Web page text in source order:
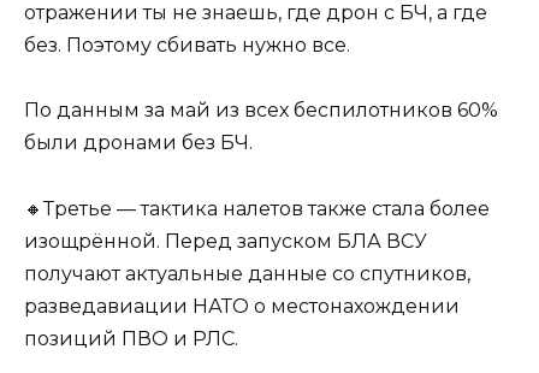
отражении ты не знаешь, где дрон с БЧ, а где
без. Поэтому сбивать нужно все.
По данным за май из всех беспилотников 60%
были дронами без БЧ.
🔸Третье — тактика налетов также стала более
изощрённой. Перед запуском БЛА ВСУ
получают актуальные данные со спутников,
разведавиации НАТО о местонахождении
позиций ПВО и РЛС.